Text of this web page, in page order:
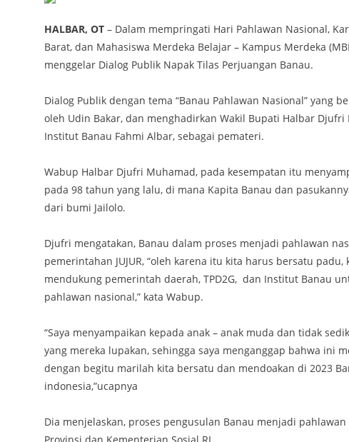
HALBAR, OT – Dalam mempringati Hari Pahlawan Nasional,
Barat, dan Mahasiswa Merdeka Belajar – Kampus Merdeka
menggelar Dialog Publik Napak Tilas Perjuangan Banau.
Dialog Publik dengan tema “Banau Pahlawan Nasional” yang
oleh Udin Bakar, dan menghadirkan Wakil Bupati Halbar Djufri
Institut Banau Fahmi Albar, sebagai pemateri.
Wabup Halbar Djufri Muhamad, pada kesempatan itu
pada 98 tahun yang lalu, di mana Kapita Banau dan
dari bumi Jailolo.
Djufri mengatakan, Banau dalam proses menjadi pahlawan
pemerintahan JUJUR, “oleh karena itu kita harus bersatu
mendukung pemerintah daerah, TPD2G, dan Institut Banau
pahlawan nasional,” kata Wabup.
“Saya menyampaikan kepada anak – anak muda dan tidak
yang mereka lupakan, sehingga saya menganggap bahwa ini
dengan begitu marilah kita bersatu dan mendoakan di 2023
indonesia,”ucapnya
Dia menjelaskan, proses pengusulan Banau menjadi